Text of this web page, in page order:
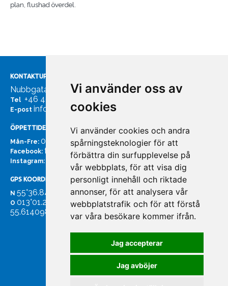
Vi använder oss av
cookies
Vi använder cookies och andra
spårningsteknologier för att
förbättra din surfupplevelse på
vår webbplats, för att visa dig
personligt innehåll och riktade
annonser, för att analysera vår
webbplatstrafik och för att förstå
var våra besökare kommer ifrån.
Jag accepterar
Jag avböjer
plan, flushad överdel.
KONTAKTUPPGIFTER
Nubbgatan 7, 211 24 Malmö
Tel +46 40185561
E-post info@bachmans.se
ÖPPETTIDER
Mån-Fre: 07:00 - 16:00
Facebook: facebook.com/bachmans.se
Instagram: instagram.com/bachmans.se
GPS KOORDINATER
N 55°36.847
O 013°01.255'
55.614098. 13.020931'